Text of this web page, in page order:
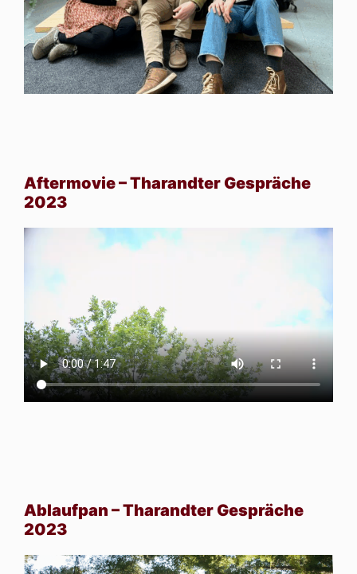
Aftermovie – Tharandter Gespräche
2023
Ablaufpan – Tharandter Gespräche
2023